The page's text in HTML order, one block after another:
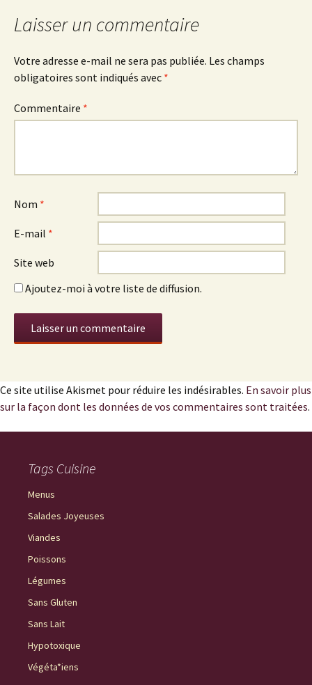
Laisser un commentaire
Votre adresse e-mail ne sera pas publiée. Les champs
obligatoires sont indiqués avec *
Commentaire *
Nom *
E-mail *
Site web
Ajoutez-moi à votre liste de diffusion.
Ce site utilise Akismet pour réduire les indésirables. En savoir plus
sur la façon dont les données de vos commentaires sont traitées.
Tags Cuisine
Menus
Salades Joyeuses
Viandes
Poissons
Légumes
Sans Gluten
Sans Lait
Hypotoxique
Végéta*iens